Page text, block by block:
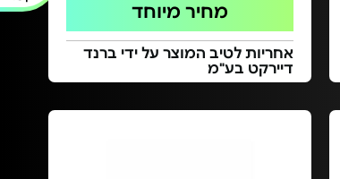
מחיר מיוחד
אחריות לטיב המוצר על ידי ברנד
דיירקט בע"מ